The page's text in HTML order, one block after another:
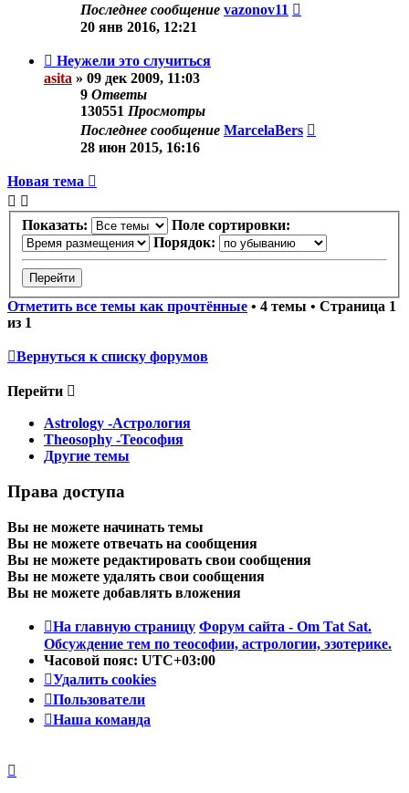
Последнее сообщение vazonov11
20 янв 2016, 12:21
Неужели это случиться
asita » 09 дек 2009, 11:03
9 Ответы
130551 Просмотры
Последнее сообщение MarcelaBers
28 июн 2015, 16:16
Новая тема
Показать:
Поле сортировки:
Порядок:
Отметить все темы как прочтённые • 4 темы • Страница 1
из 1
Вернуться к списку форумов
Перейти
Astrology -Астрология
Theosophy -Теософия
Другие темы
Права доступа
Вы не можете начинать темы
Вы не можете отвечать на сообщения
Вы не можете редактировать свои сообщения
Вы не можете удалять свои сообщения
Вы не можете добавлять вложения
На главную страницу Форум сайта - Om Tat Sat.
Обсуждение тем по теософии, астрологии, эзотерике.
Часовой пояс: UTC+03:00
Удалить cookies
Пользователи
Наша команда